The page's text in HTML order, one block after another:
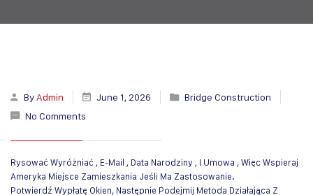
By Admin June 1, 2026
Bridge Construction
No Comments
Rysować Wyróżniać , E-Mail , Data Narodziny , I Umowa , Więc Wspieraj
Ameryka Miejsce Zamieszkania Jeśli Ma Zastosowanie.
Potwierdź Wypłatę Okien, Następnie Podejmij Metoda Działająca Z